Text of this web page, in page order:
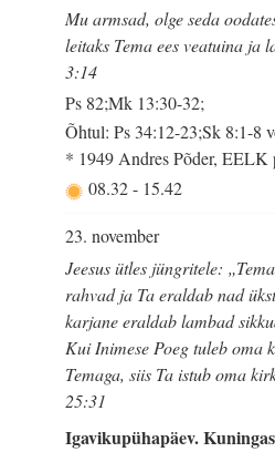
Mu armsad, olge seda
leitaks Tema ees veatuina ja
3:14
Ps 82;Mk 13:30-32;
Õhtul: Ps 34:12-23;Sk 8:1-8
* 1949 Andres Põder, EELK
08.32- 15.42
23. november
Jeesus ütles jüngritele:
rahvad ja Ta eraldab nad
karjane eraldab lambad
Kui Inimese Poeg tuleb oma
Temaga, siis Ta istub oma
25:31
Igavikupühapäev.